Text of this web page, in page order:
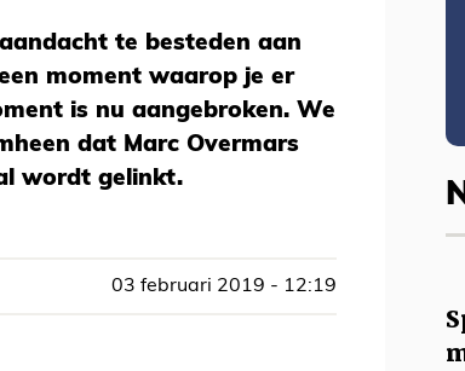
te besteden aan
moment waarop je er
is nu aangebroken. We
dat Marc Overmars
wordt gelinkt.
03 februari 2019 - 12:19